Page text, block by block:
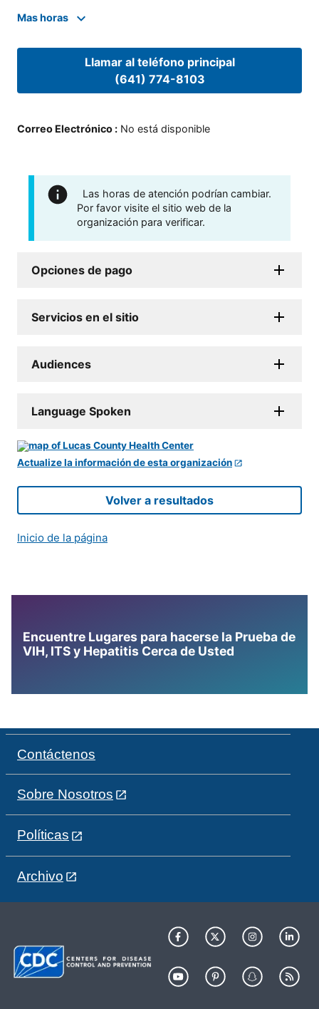
Mas horas
Llamar al teléfono principal
(641) 774-8103
Correo Electrónico : No está disponible
Las horas de atención podrían cambiar.
Por favor visite el sitio web de la
organización para verificar.
Opciones de pago
Servicios en el sitio
Audiences
Language Spoken
Actualize la información de esta organización
Volver a resultados
Inicio de la página
Encuentre Lugares para hacerse la Prueba de
VIH, ITS y Hepatitis Cerca de Usted
Contáctenos
Sobre Nosotros
Políticas
Archivo